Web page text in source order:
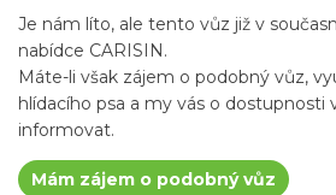
Je nám líto, ale tento vůz již v
nabídce CARISIN.
Máte-li však zájem o podobný vůz,
hlídacího psa a my vás o dostupnosti
informovat.
Mám zájem o podobný vůz